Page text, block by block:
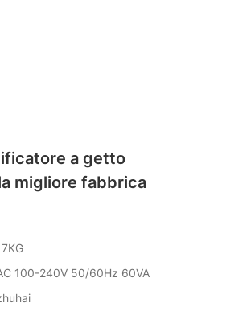
a getto
migliore fabbrica
100-240V 50/60Hz 60VA